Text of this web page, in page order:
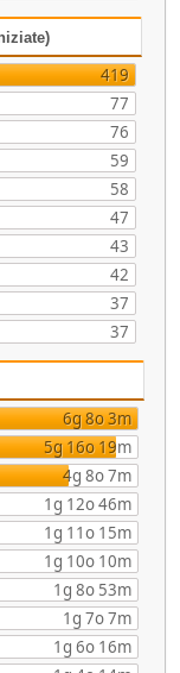
419
77
76
59
58
47
43
42
37
37
6g 8o 3m
5g 16o 19m
4g 8o 7m
1g 12o 46m
1g 11o 15m
1g 10o 10m
1g 8o 53m
1g 7o 7m
1g 6o 16m